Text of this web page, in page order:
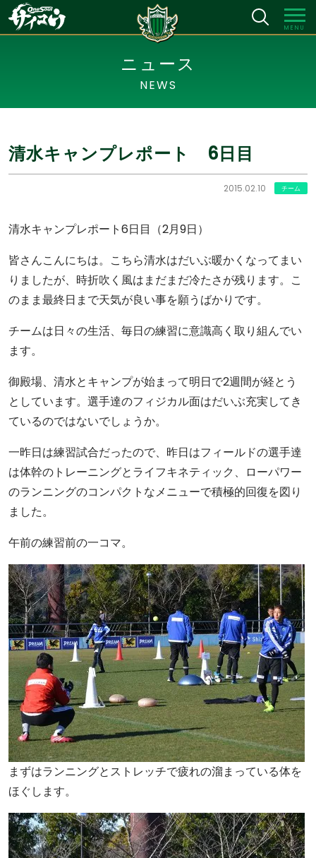
MENU
ニュース
NEWS
清水キャンプレポート 6日目
2015.02.10 チーム
清水キャンプレポート6日目（2月9日）
皆さんこんにちは。こちら清水はだいぶ暖かくなってまい
りましたが、時折吹く風はまだまだ冷たさが残ります。こ
のまま最終日まで天気が良い事を願うばかりです。
チームは日々の生活、毎日の練習に意識高く取り組んでい
ます。
御殿場、清水とキャンプが始まって明日で2週間が経とう
としています。選手達のフィジカル面はだいぶ充実してき
ているのではないでしょうか。
一昨日は練習試合だったので、昨日はフィールドの選手達
は体幹のトレーニングとライフキネティック、ローパワー
のランニングのコンパクトなメニューで積極的回復を図り
ました。
午前の練習前の一コマ。
まずはランニングとストレッチで疲れの溜まっている体を
ほぐします。